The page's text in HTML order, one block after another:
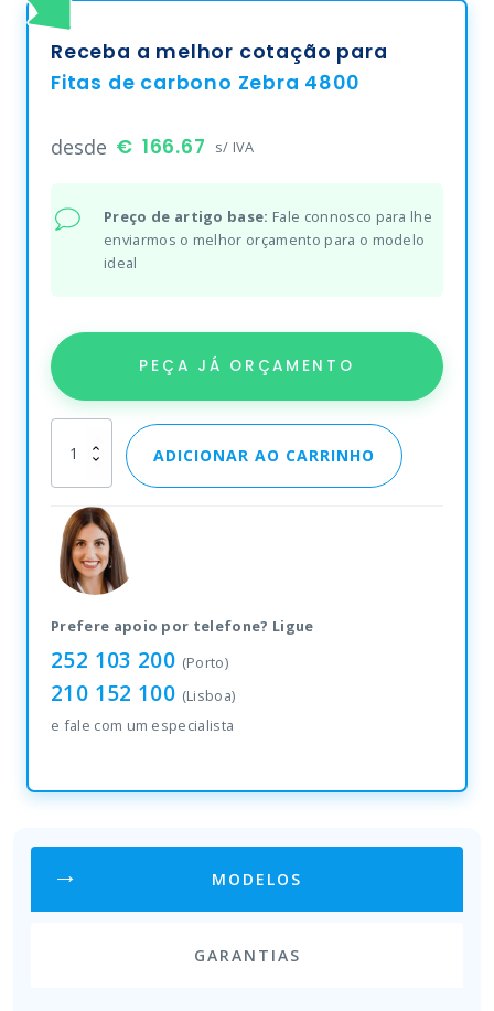
Receba a melhor cotação para
Fitas de carbono Zebra 4800
desde 166.67 s/ IVA
Preço de artigo base: Fale connosco para lhe
enviarmos o melhor orçamento para o modelo
ideal
PEÇA JÁ ORÇAMENTO
Zebra
4800
quantity
ADICIONAR AO CARRINHO
Prefere apoio por telefone? Ligue
252 103 200 (Porto)
210 152 100 (Lisboa)
e fale com um especialista
MODELOS
GARANTIAS